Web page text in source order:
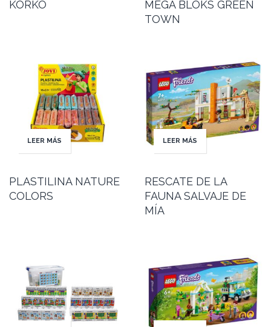
KORKO
MEGA BLOKS GREEN
TOWN
LEER MÁS
PLASTILINA NATURE
COLORS
LEER MÁS
RESCATE DE LA
FAUNA SALVAJE DE
MÍA